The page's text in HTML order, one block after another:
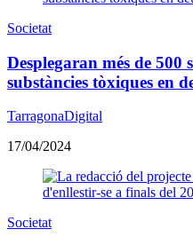
Societat
Desplegaran més de 500
substàncies tòxiques en
TarragonaDigital
17/04/2024
Societat